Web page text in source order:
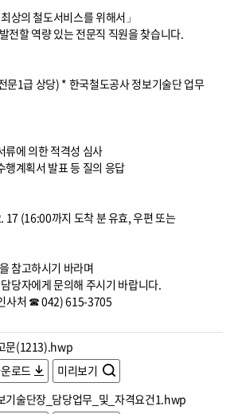
상의 철도서비스를 위해서」
전할 역량 있는 전문직 직원을 찾습니다.
문1급 상당) * 한국철도공사 정보기술단 업무
류에 의한 적격성 심사
행계획서 발표 등 질의 응답
17 (16:00까지 도착 분 유효, 우편 또는
참고하시기 바라며
당자에게 문의해 주시기 바랍니다.
사처 ☎ 042) 615-3705
문(1213).hwp
로드
미리보기
기술단장_담당업무_및_자격요건1.hwp